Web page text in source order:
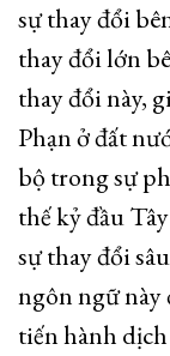
sự thay đổi
thay đổi lớn
thay đổi này,
Phạn ở đất
bộ trong sự
thế kỷ đầu
sự thay đổi
ngôn ngữ này
tiến hành